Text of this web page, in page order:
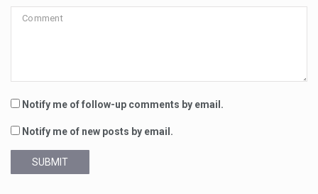
Notify me of follow-up comments by email.
Notify me of new posts by email.
SUBMIT